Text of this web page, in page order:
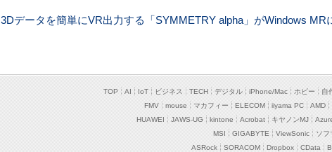
3Dデータを簡単にVR出力する「SYMMETRY alpha」がWindows MR
TOP AI IoT ビジネス TECH デジタル iPhone/Mac ホビー 自
FMV
mouse マカフィー ELECOM iiyama PC AMD
HUAWEI
JAWS-UG kintone Acrobat キヤノンMJ
MSI
GIGABYTE ViewSonic ソフ
ASRock
SORACOM Dropbox CData